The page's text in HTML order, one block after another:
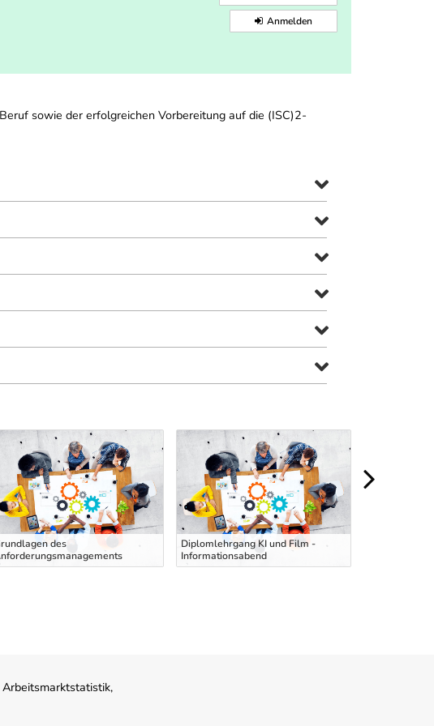
Anmelden
sowie der erfolgreichen Vorbereitung auf die (ISC)2-
des
Diplomlehrgang KI und Film -
Informationsabend